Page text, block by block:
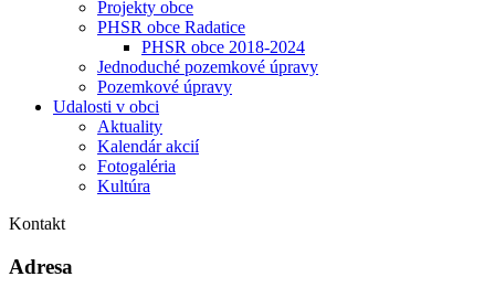
Projekty obce
PHSR obce Radatice
PHSR obce 2018-2024
Jednoduché pozemkové úpravy
Pozemkové úpravy
Udalosti v obci
Aktuality
Kalendár akcií
Fotogaléria
Kultúra
Kontakt
Adresa